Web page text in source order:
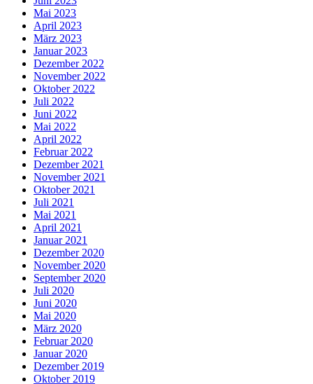
Mai 2023
April 2023
März 2023
Januar 2023
Dezember 2022
November 2022
Oktober 2022
Juli 2022
Juni 2022
Mai 2022
April 2022
Februar 2022
Dezember 2021
November 2021
Oktober 2021
Juli 2021
Mai 2021
April 2021
Januar 2021
Dezember 2020
November 2020
September 2020
Juli 2020
Juni 2020
Mai 2020
März 2020
Februar 2020
Januar 2020
Dezember 2019
Oktober 2019